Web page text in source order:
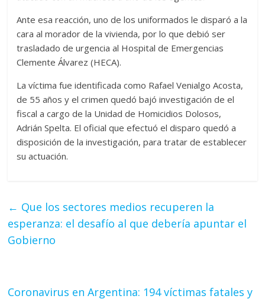
Ante esa reacción, uno de los uniformados le disparó a la
cara al morador de la vivienda, por lo que debió ser
trasladado de urgencia al Hospital de Emergencias
Clemente Álvarez (HECA).
La víctima fue identificada como Rafael Venialgo Acosta,
de 55 años y el crimen quedó bajó investigación de el
fiscal a cargo de la Unidad de Homicidios Dolosos,
Adrián Spelta. El oficial que efectuó el disparo quedó a
disposición de la investigación, para tratar de establecer
su actuación.
← Que los sectores medios recuperen la
esperanza: el desafío al que debería apuntar el
Gobierno
Coronavirus en Argentina: 194 víctimas fatales y